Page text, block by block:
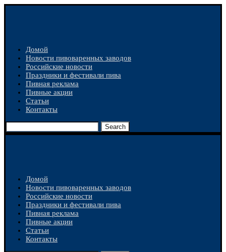
Домой
Новости пивоваренных заводов
Российские новости
Праздники и фестивали пива
Пивная реклама
Пивные акции
Статьи
Контакты
Search
Домой
Новости пивоваренных заводов
Российские новости
Праздники и фестивали пива
Пивная реклама
Пивные акции
Статьи
Контакты